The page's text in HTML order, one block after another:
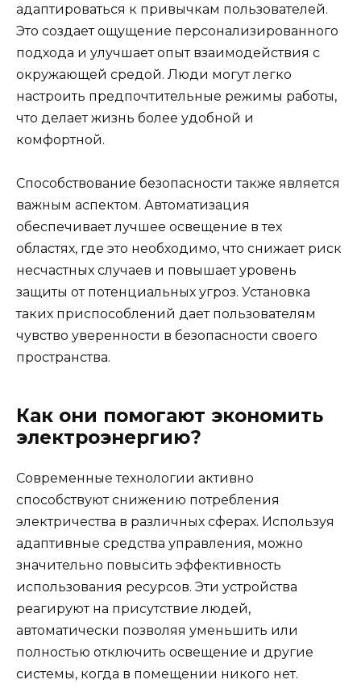
адаптироваться к привычкам пользователей.
Это создает ощущение персонализированного
подхода и улучшает опыт взаимодействия с
окружающей средой. Люди могут легко
настроить предпочтительные режимы работы,
что делает жизнь более удобной и
комфортной.
Способствование безопасности также является
важным аспектом. Автоматизация
обеспечивает лучшее освещение в тех
областях, где это необходимо, что снижает риск
несчастных случаев и повышает уровень
защиты от потенциальных угроз. Установка
таких приспособлений дает пользователям
чувство уверенности в безопасности своего
пространства.
Как они помогают экономить
электроэнергию?
Современные технологии активно
способствуют снижению потребления
электричества в различных сферах. Используя
адаптивные средства управления, можно
значительно повысить эффективность
использования ресурсов. Эти устройства
реагируют на присутствие людей,
автоматически позволяя уменьшить или
полностью отключить освещение и другие
системы, когда в помещении никого нет.